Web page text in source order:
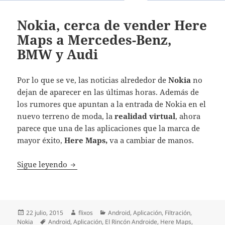
Nokia, cerca de vender Here
Maps a Mercedes-Benz,
BMW y Audi
Por lo que se ve, las noticias alrededor deNokia no
dejan de aparecer en las últimas horas. Además de
los rumores que apuntan a la entrada de Nokia en el
nuevo terreno de moda, larealidad virtual, ahora
parece que una de las aplicaciones que la marca de
mayor éxito,Here Maps, va a cambiar de manos.
Sigue leyendo Nokia, cerca de vender Here Maps a
Publicado
el
22 julio, 2015 Autor
flixos Categorías
Android,Aplicación, Filtración,
Nokia
Etiquetas
Android,Aplicación, El Rincón Androide, Here Maps,